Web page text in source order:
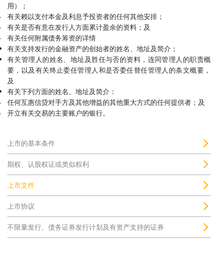
用）；
有关赖以支付本金及利息予投资者的任何其他安排；
有关是否有意在发行人方面累计盈余的资料；及
有关任何附属债务筹资的详情
有关支持发行的金融资产的创始者的姓名、地址及简介；
有关管理人的姓名、地址及胜任与否的资料，连同管理人的职责概
要，以及有关终止委任管理人和是否委任替任管理人的条文概要，
及
有关下列方面的姓名、地址及简介：
任何互惠信贷对手方及其他增益的其他重大方式的任何提供者；及
开立有关交易的主要账户的银行。
上市的基本条件
期权、认股权证或类似权利
上市文件
上市协议
不限量发行、债务证券发行计划及有资产支持的证券